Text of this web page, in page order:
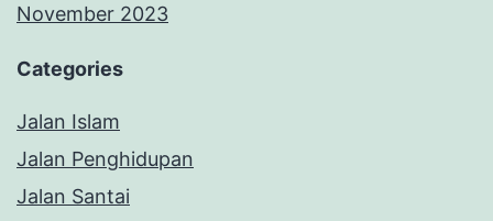
November 2023
Categories
Jalan Islam
Jalan Penghidupan
Jalan Santai